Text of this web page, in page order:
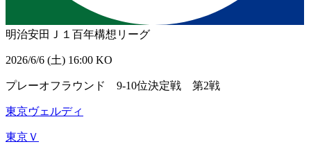
明治安田Ｊ１百年構想リーグ
2026/6/6 (土) 16:00 KO
プレーオフラウンド 9-10位決定戦 第2戦
東京ヴェルディ
東京Ｖ